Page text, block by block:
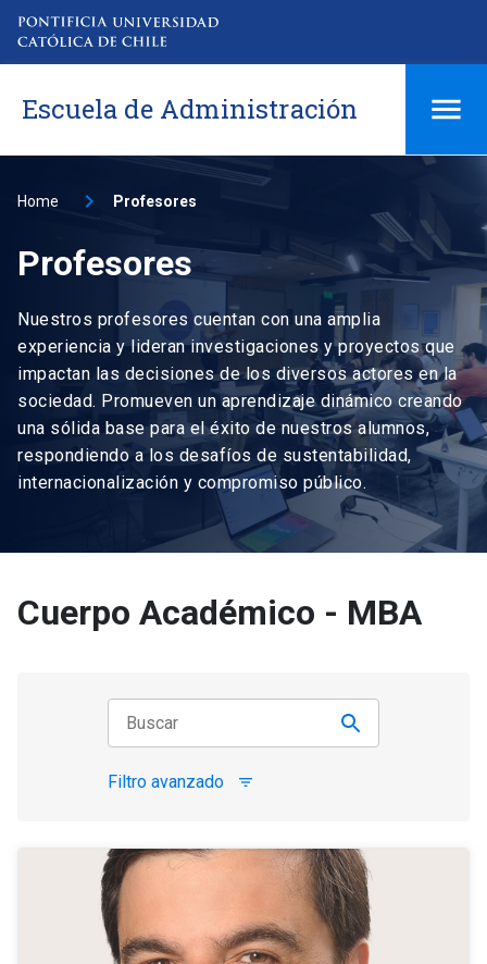
Escuela de Administración
Home Profesores
Profesores
Nuestros profesores cuentan con una amplia
experiencia y lideran investigaciones y proyectos que
impactan las decisiones de los diversos actores en la
sociedad. Promueven un aprendizaje dinámico creando
una sólida base para el éxito de nuestros alumnos,
respondiendo a los desafíos de sustentabilidad,
internacionalización y compromiso público.
Cuerpo Académico - MBA
Filtro avanzado filter_list